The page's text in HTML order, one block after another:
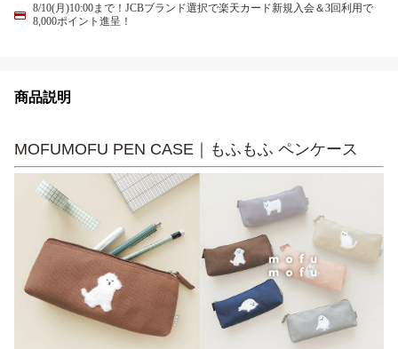
8/10(月)10:00まで！JCBブランド選択で楽天カード新規入会＆3回利用で
8,000ポイント進呈！
商品説明
MOFUMOFU PEN CASE｜もふもふ ペンケース